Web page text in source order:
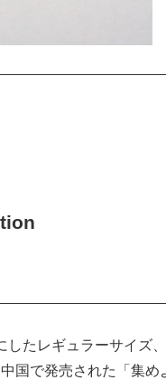
したレギュラーサイズ、
国で発売された「集